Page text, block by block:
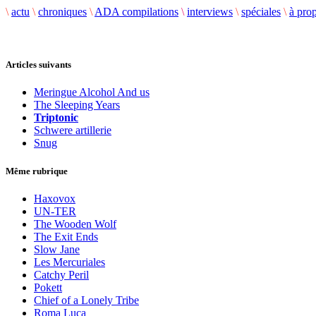
\ actu \ chroniques \ ADA compilations \ interviews \ spéciales \ à
Articles suivants
Meringue Alcohol And us
The Sleeping Years
Triptonic
Schwere artillerie
Snug
Même rubrique
Haxovox
UN-TER
The Wooden Wolf
The Exit Ends
Slow Jane
Les Mercuriales
Catchy Peril
Pokett
Chief of a Lonely Tribe
Roma Luca